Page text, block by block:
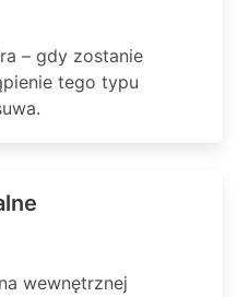
– gdy zostanie
tego typu
wewnętrznej